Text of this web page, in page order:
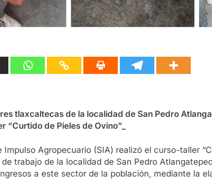
tlaxcaltecas de la localidad de San Pedro
“Curtido de Pieles de Ovino”_
Impulso Agropecuario (SIA) realizó el curso-taller
trabajo de la localidad de San Pedro
a este sector de la población, mediante la